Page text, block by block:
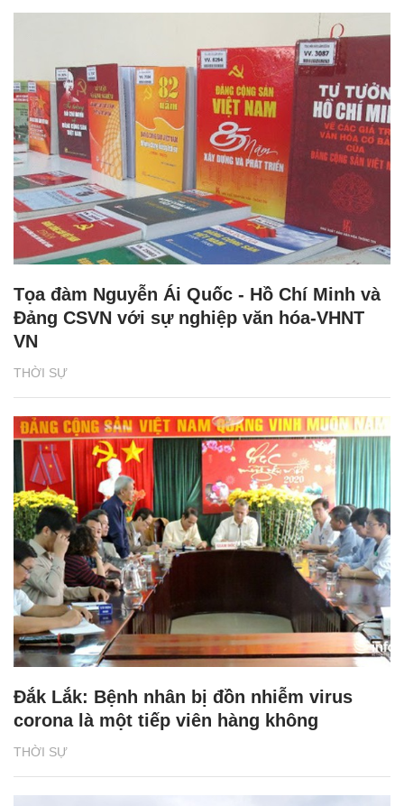
THỜI SỰ
Tọa đàm Nguyễn Ái Quốc - Hồ Chí Minh và
Đảng CSVN với sự nghiệp văn hóa-VHNT
VN
THỜI SỰ
Đắk Lắk: Bệnh nhân bị đồn nhiễm virus
corona là một tiếp viên hàng không